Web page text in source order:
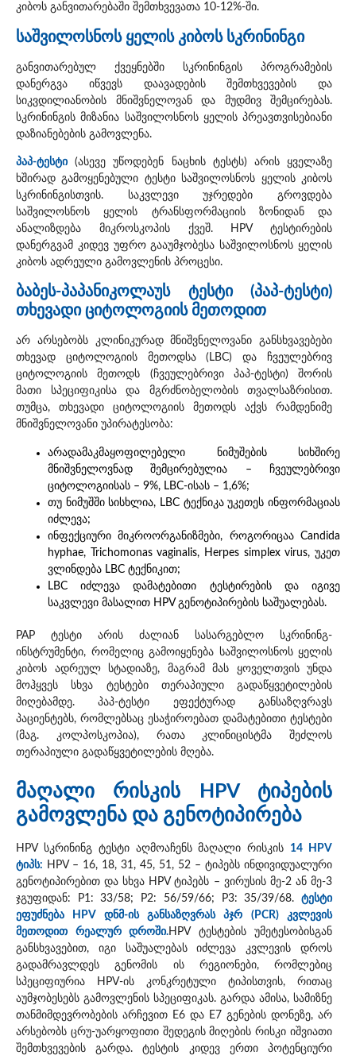
კიბოს განვითარებაში შემთხვევათა 10-12%-ში.
საშვილოსნოს ყელის კიბოს სკრინინგი
განვითარებულ ქვეყნებში სკრინინგის პროგრამების
დანერგვა იწვევს დაავადების შემთხვევების და
სიკვდილიანობის მნიშვნელოვან და მუდმივ შემცირებას.
სკრინინგის მიზანია საშვილოსნოს ყელის პრეავთვისებიანი
დაზიანებების გამოვლენა.
პაპ-ტესტი (ასევე უწოდებენ ნაცხის ტესტს) არის ყველაზე
ხშირად გამოყენებული ტესტი საშვილოსნოს ყელის კიბოს
სკრინინგისთვის. საკვლევი უჯრედები გროვდება
საშვილოსნოს ყელის ტრანსფორმაციის ზონიდან და
ანალიზდება მიკროსკოპის ქვეშ. HPV ტესტირების
დანერგვამ კიდევ უფრო გააუმჯობესა საშვილოსნოს ყელის
კიბოს ადრეული გამოვლენის პროცესი.
ბაბეს-პაპანიკოლაუს ტესტი (პაპ-ტესტი)
თხევადი ციტოლოგიის მეთოდით
არ არსებობს კლინიკურად მნიშვნელოვანი განსხვავებები
თხევად ციტოლოგიის მეთოდსა (LBC) და ჩვეულებრივ
ციტოლოგიის მეთოდს (ჩვეულებრივი პაპ-ტესტი) შორის
მათი სპეციფიკისა და მგრძნობელობის თვალსაზრისით.
თუმცა, თხევადი ციტოლოგიის მეთოდს აქვს რამდენიმე
მნიშვნელოვანი უპირატესობა:
არადამაკმაყოფილებელი ნიმუშების სიხშირე
მნიშვნელოვნად შემცირებულია – ჩვეულებრივი
ციტოლოგიისას – 9%, LBC-ისას – 1,6%;
თუ ნიმუშში სისხლია, LBC ტექნიკა უკეთეს ინფორმაციას
იძლევა;
ინფექციური მიკროორგანიზმები, როგორიცაა Candida
hyphae, Trichomonas vaginalis, Herpes simplex virus, უკეთ
ვლინდება LBC ტექნიკით;
LBC იძლევა დამატებითი ტესტირების და იგივე
საკვლევი მასალით HPV გენოტიპირების საშუალებას.
PAP ტესტი არის ძალიან სასარგებლო სკრინინგ-
ინსტრუმენტი, რომელიც გამოიყენება საშვილოსნოს ყელის
კიბოს ადრეულ სტადიაზე, მაგრამ მას ყოველთვის უნდა
მოჰყვეს სხვა ტესტები თერაპიული გადაწყვეტილების
მიღებამდე. პაპ-ტესტი ეფექტურად განსაზღვრავს
პაციენტებს, რომლებსაც ესაჭიროებათ დამატებითი ტესტები
(მაგ. კოლპოსკოპია), რათა კლინიცისტმა შეძლოს
თერაპიული გადაწყვეტილების მღება.
მაღალი რისკის HPV ტიპების
გამოვლენა და გენოტიპირება
HPV სკრინინგ ტესტი აღმოაჩენს მაღალი რისკის 14 HPV
ტიპს: HPV – 16, 18, 31, 45, 51, 52 – ტიპებს ინდივიდუალური
გენოტიპირებით და სხვა HPV ტიპებს – ვირუსის მე-2 ან მე-3
ჯგუფიდან: P1: 33/58; P2: 56/59/66; P3: 35/39/68. ტესტი
ეფუძნება HPV დნმ-ის განსაზღვრას პჯრ (PCR) კვლევის
მეთოდით რეალურ დროში.HPV ტესტების უმეტესობისგან
განსხვავებით, იგი საშუალებას იძლევა კვლევის დროს
გადამრავლდეს გენომის ის რეგიონები, რომლებიც
სპეციფიურია HPV-ის კონკრეტული ტიპისთვის, რითაც
აუმჯობესებს გამოვლენის სპეციფიკას. გარდა ამისა, სამიზნე
თანმიმდევრობების არჩევით E6 და E7 გენების დონეზე, არ
არსებობს ცრუ-უარყოფითი შედეგის მიღების რისკი იშვიათი
შემთხვევების გარდა. ტესტის კიდევ ერთი პოტენციური